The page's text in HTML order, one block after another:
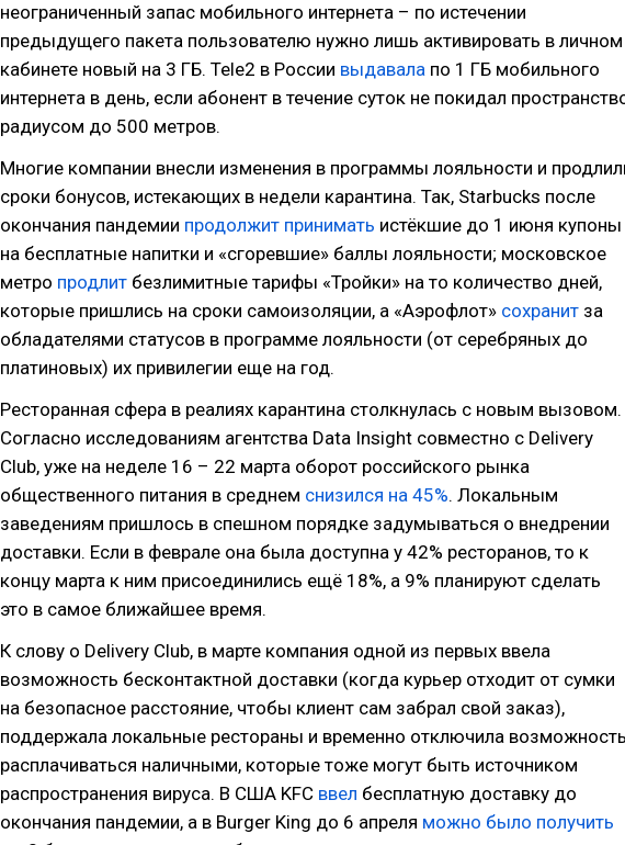
неограниченный запас мобильного интернета – по истечении
предыдущего пакета пользователю нужно лишь активировать в личном
кабинете новый на 3 ГБ. Tele2 в России выдавала по 1 ГБ мобильного
интернета в день, если абонент в течение суток не покидал
радиусом до 500 метров.
Многие компании внесли изменения в программы лояльности и
сроки бонусов, истекающих в недели карантина. Так, Starbucks после
окончания пандемии продолжит принимать истёкшие до 1 июня купоны
на бесплатные напитки и «сгоревшие» баллы лояльности; московское
метро продлит безлимитные тарифы «Тройки» на то количество дней,
которые пришлись на сроки самоизоляции, а «Аэрофлот» сохранит за
обладателями статусов в программе лояльности (от серебряных до
платиновых) их привилегии еще на год.
Ресторанная сфера в реалиях карантина столкнулась с новым вызовом.
Согласно исследованиям агентства Data Insight совместно с Delivery
Club, уже на неделе 16 – 22 марта оборот российского рынка
общественного питания в среднем снизился на 45%. Локальным
заведениям пришлось в спешном порядке задумываться о внедрении
доставки. Если в феврале она была доступна у 42% ресторанов, то к
концу марта к ним присоединились ещё 18%, а 9% планируют сделать
это в самое ближайшее время.
К слову о Delivery Club, в марте компания одной из первых ввела
возможность бесконтактной доставки (когда курьер отходит от сумки
на безопасное расстояние, чтобы клиент сам забрал свой заказ),
поддержала локальные рестораны и временно отключила
расплачиваться наличными, которые тоже могут быть источником
распространения вируса. В США KFC ввел бесплатную доставку до
окончания пандемии, а в Burger King до 6 апреля можно было получить